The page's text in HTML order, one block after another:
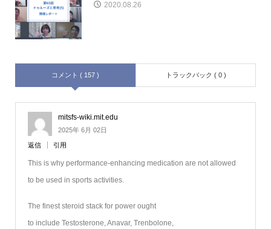
2020.08.26
コメント ( 157 ) トラックバック ( 0 )
mitsfs-wiki.mit.edu
2025年 6月 02日
返信 引用
This is why performance-enhancing medication are not allowed
to be used in sports activities.
The finest steroid stack for power ought
to include Testosterone, Anavar, Trenbolone,